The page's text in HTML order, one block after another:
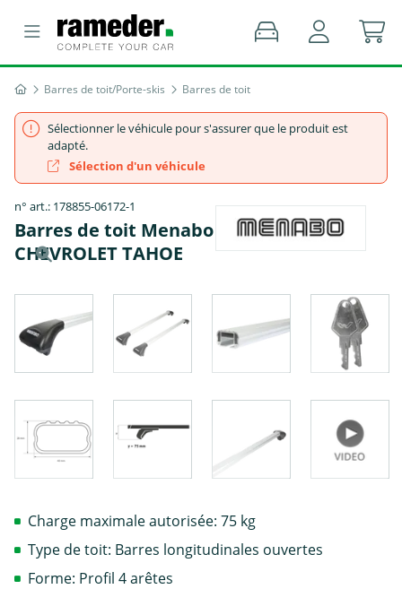
Barres de toit/Porte-skis Barres de toit
Sélectionner le véhicule pour s'assurer que le produit est
adapté.
Sélection d'un véhicule
n° art.: 178855-06172-1
Barres de toit Menabo Ariete -
CHEVROLET TAHOE
Charge maximale autorisée: 75 kg
Type de toit: Barres longitudinales ouvertes
Forme: Profil 4 arêtes